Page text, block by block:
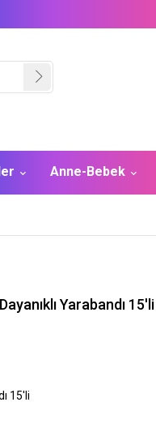
Anne-Bebek
Yarabandı 15'li
15'li